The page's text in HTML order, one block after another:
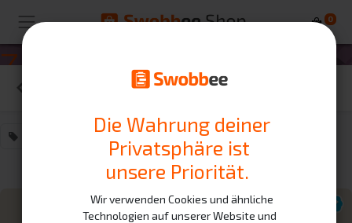
0
Zertifizierungen
Filter löschen
Die Wahrung deiner
Privatsphäre ist
unsere Priorität.
Wir verwenden Cookies und ähnliche
Technologien auf unserer Website und